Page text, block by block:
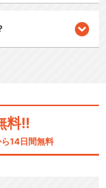
料!!
14日間無料